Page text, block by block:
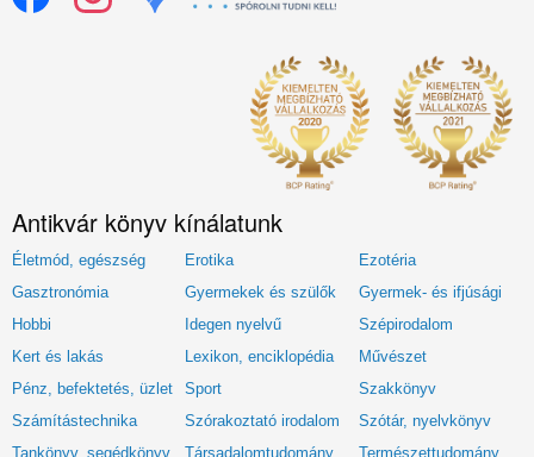
Antikvár könyv kínálatunk
Életmód, egészség Erotika
Ezotéria
Gasztronómia
Gyermekek és szülők
Gyermek- és ifjúsági
Hobbi
Idegen nyelvű
Szépirodalom
Kert és lakás
Lexikon, enciklopédia
Művészet
Pénz, befektetés, üzlet
Sport
Szakkönyv
Számítástechnika
Szórakoztató irodalom
Szótár, nyelvkönyv
Tankönyv, segédkönyv
Társadalomtudomány Természettudomány